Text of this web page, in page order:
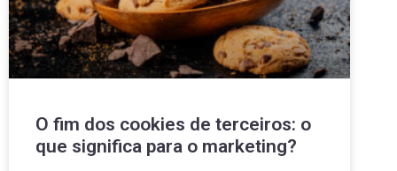
O fim dos cookies de terceiros: o
que significa para o marketing?